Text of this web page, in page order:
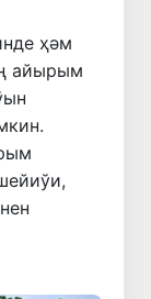
ҳәм
айырым